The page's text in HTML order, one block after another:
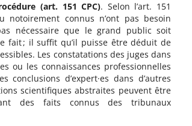
(art. 151 CPC). Selon l’art. 151
notoirement connus n’ont pas besoin
nécessaire que le grand public soit
fait ; il suffit qu’il puisse être déduit de
Les constatations des juges dans
ou les connaissances professionnelles
conclusions d’expert·es dans d’autres
scientifiques abstraites peuvent être
des faits connus des tribunaux